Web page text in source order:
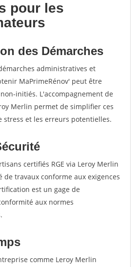
pour les
des Démarches
administratives et
MaPrimeRénov' peut être
initiés. L'accompagnement de
Merlin permet de simplifier ces
stress et les erreurs potentielles.
certifiés RGE via Leroy Merlin
travaux conforme aux exigences
est un gage de
aux normes
comme Leroy Merlin